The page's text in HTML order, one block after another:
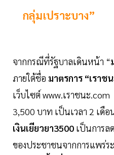
กลุ่มเปราะบาง”
จากกรณีที่รัฐบาลเดินหน้า “
ภายใต้ชื่อ มาตรการ “เราช
เว็บไซต์ www.เราชนะ
3,500 บาท เป็นเวลา 2 เดื
เงินเยียวยา3500 เป็นการล
ของประชาชนจากการแพร่ร